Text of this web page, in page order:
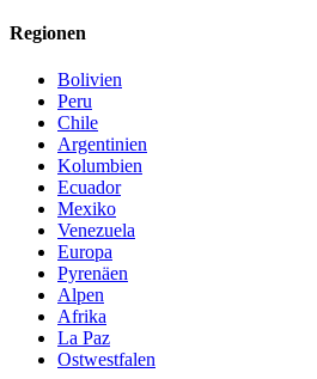
Regionen
Bolivien
Peru
Chile
Argentinien
Kolumbien
Ecuador
Mexiko
Venezuela
Europa
Pyrenäen
Alpen
Afrika
La Paz
Ostwestfalen